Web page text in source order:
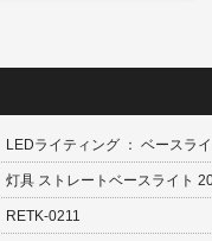
LEDライティング ： ベースライ
灯具 ストレートベースライト
RETK-0211